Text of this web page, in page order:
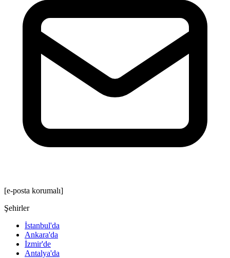
[e-posta korumalı]
Şehirler
İstanbul'da
Ankara'da
İzmir'de
Antalya'da